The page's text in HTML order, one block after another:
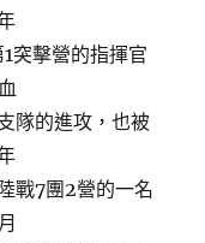
突擊營的指揮官
隊的進攻，也被
戰7團2營的一名